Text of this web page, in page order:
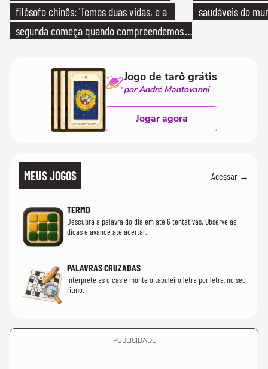
filósofo chinês: 'Temos duas vidas, e a
segunda começa quando compreendemos
saudáveis do
Jogo de tarô grátis
por André Mantovanni
Jogar agora
MEUS JOGOS Acessar →
TERMO
Descubra a palavra do dia em até 6 tentativas. Observe as
dicas e avance até acertar.
PALAVRAS CRUZADAS
Interprete as dicas e monte o tabuleiro letra por letra, no seu
ritmo.
PUBLICIDADE